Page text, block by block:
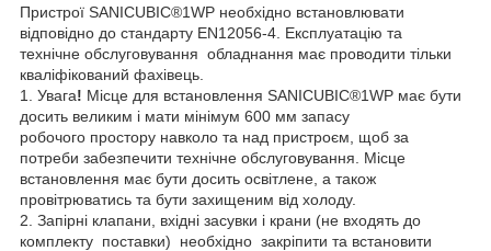
Пристрої SANICUBIC®1WP необхідно встановлювати
відповідно до стандарту EN12056-4. Експлуатацію та
технічне обслуговування обладнання має проводити тільки
кваліфікований фахівець.
1. Увага! Місце для встановлення SANICUBIC®1WP має бути
досить великим і мати мінімум 600 мм запасу
робочого простору навколо та над пристроєм, щоб за
потреби забезпечити технічне обслуговування. Місце
встановлення має бути досить освітлене, а також
провітрюватись та бути захищеним від холоду.
2. Запірні клапани, вхідні засувки і крани (не входять до
комплекту поставки) необхідно закріпити та встановити